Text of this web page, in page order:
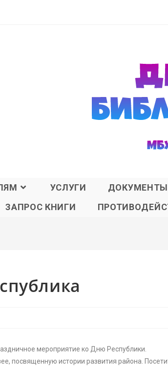
УСЛУГИ ДОКУМЕНТЫ
ЗАПРОС КНИГИ
мероприятие ко Дню Республики.
посвященную истории развития района.